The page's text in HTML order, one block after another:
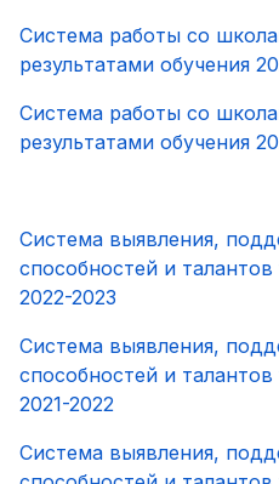
Система работы со
результатами обучения
Система работы со
результатами обучения
Система выявления,
способностей и
2022-2023
Система выявления,
способностей и
2021-2022
Система выявления,